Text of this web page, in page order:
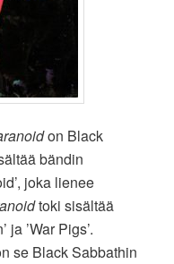
on Black
bändin
joka lienee
toki sisältää
ja ’War Pigs’.
se Black Sabbathin